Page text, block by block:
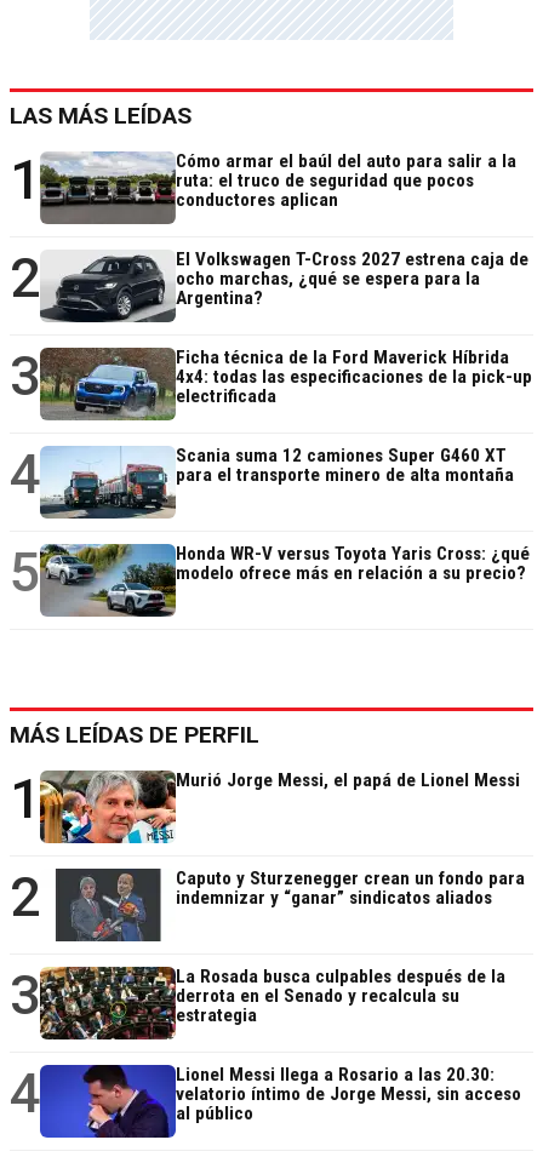
LAS MÁS LEÍDAS
1
Cómo armar el baúl del auto para salir a la
ruta: el truco de seguridad que pocos
conductores aplican
2
El Volkswagen T-Cross 2027 estrena caja de
ocho marchas, ¿qué se espera para la
Argentina?
3
Ficha técnica de la Ford Maverick Híbrida
4x4: todas las especificaciones de la pick-up
electrificada
4
Scania suma 12 camiones Super G460 XT
para el transporte minero de alta montaña
5
Honda WR-V versus Toyota Yaris Cross: ¿qué
modelo ofrece más en relación a su precio?
MÁS LEÍDAS DE PERFIL
1 Murió Jorge Messi, el papá de Lionel Messi
2
Caputo y Sturzenegger crean un fondo para
indemnizar y “ganar” sindicatos aliados
3
La Rosada busca culpables después de la
derrota en el Senado y recalcula su
estrategia
4
Lionel Messi llega a Rosario a las 20.30:
velatorio íntimo de Jorge Messi, sin acceso
al público